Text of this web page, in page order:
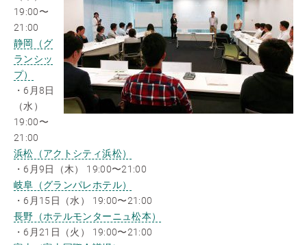
19:00〜
21:00
静岡（グ
ランシッ
プ）
・6月8日
（水）
19:00〜
21:00
浜松（アクトシティ浜松）
・6月9日（木） 19:00〜21:00
岐阜（グランパレホテル）
・6月15日（水） 19:00〜21:00
長野（ホテルモンターニュ松本）
・6月21日（火） 19:00〜21:00